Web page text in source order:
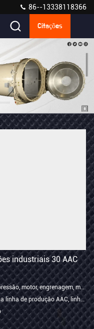
86--13338118366
Citações
industriais 30 AAC
Componentes essenciais: PLC, recipiente de pressão, motor, engrenagem, motor, bomba, rolamento, caixa de engrenagens
Aplicação: Reator de autoclave para blocos na linha de produção AAC, linha de produção AAC, para produzir tijol